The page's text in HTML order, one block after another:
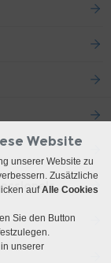
Website
unserer Website zu
Zusätzliche
aufAlle Cookies
Sie den Button
unserer